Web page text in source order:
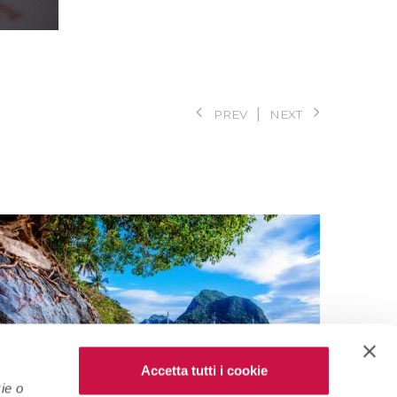
o
Accetta tutti i cookie
PREV NEXT